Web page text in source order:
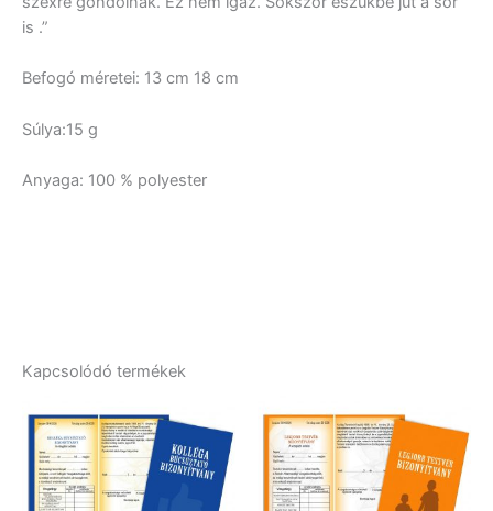
is .”
Befogó méretei: 13 cm 18 cm
Súlya:15 g
Anyaga: 100 % polyester
Kapcsolódó termékek